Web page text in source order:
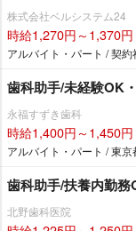
株式会社ベルシステム24
時給1,270円～1,370円
アルバイト・パート / 契約
歯科助手/未経験OK
永福すずき歯科
時給1,400円～1,450円
アルバイト・パート / 東京
歯科助手/扶養内勤
北野歯科医院